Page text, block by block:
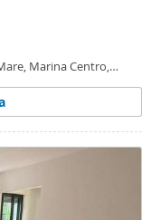
Marina Centro,